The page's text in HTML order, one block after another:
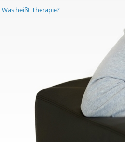
Was heißt Therapie?